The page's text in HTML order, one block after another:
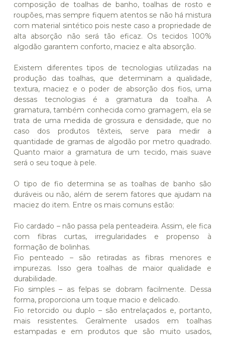
composição de toalhas de banho, toalhas de rosto e
roupões, mas sempre fiquem atentos se não há mistura
com material sintético pois neste caso a propriedade de
alta absorção não será tão eficaz. Os tecidos 100%
algodão garantem conforto, maciez e alta absorção.
Existem diferentes tipos de tecnologias utilizadas na
produção das toalhas, que determinam a qualidade,
textura, maciez e o poder de absorção dos fios, uma
dessas tecnologias é a gramatura da toalha. A
gramatura, também conhecida como gramagem, ela se
trata de uma medida de grossura e densidade, que no
caso dos produtos têxteis, serve para medir a
quantidade de gramas de algodão por metro quadrado.
Quanto maior a gramatura de um tecido, mais suave
será o seu toque à pele.
O tipo de fio determina se as toalhas de banho são
duráveis ou não, além de serem fatores que ajudam na
maciez do item. Entre os mais comuns estão:
Fio cardado – não passa pela penteadeira. Assim, ele fica
com fibras curtas, irregularidades e propenso à
formação de bolinhas.
Fio penteado – são retiradas as fibras menores e
impurezas. Isso gera toalhas de maior qualidade e
durabilidade.
Fio simples – as felpas se dobram facilmente. Dessa
forma, proporciona um toque macio e delicado.
Fio retorcido ou duplo – são entrelaçados e, portanto,
mais resistentes. Geralmente usados em toalhas
estampadas e em produtos que são muito usados,